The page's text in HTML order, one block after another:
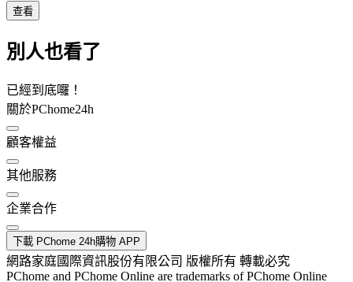
查看
別人也看了
已經到底囉！
關於PChome24h
顧客權益
其他服務
企業合作
下載 PChome 24h購物 APP
網路家庭國際資訊股份有限公司 版權所有 轉載必究
PChome and PChome Online are trademarks of PChome Online